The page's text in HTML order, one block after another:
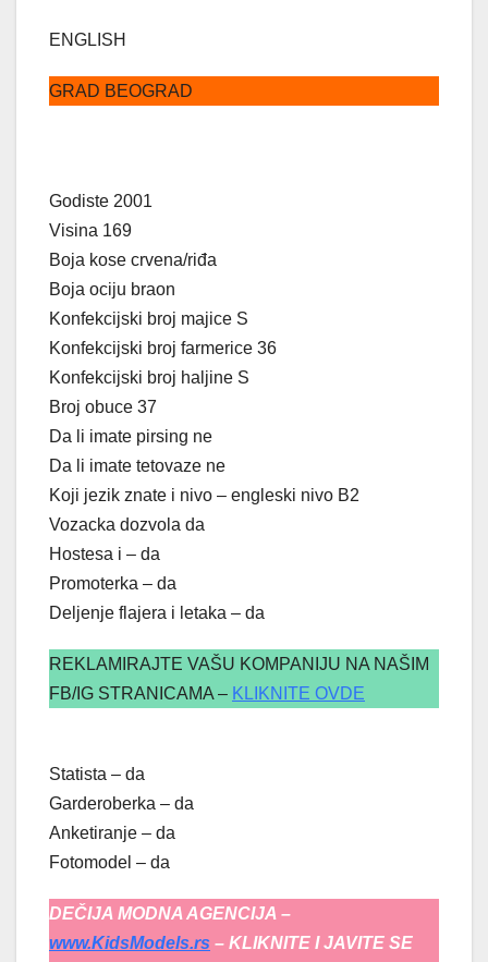
ENGLISH
GRAD BEOGRAD
Godiste 2001
Visina 169
Boja kose crvena/riđa
Boja ociju braon
Konfekcijski broj majice S
Konfekcijski broj farmerice 36
Konfekcijski broj haljine S
Broj obuce 37
Da li imate pirsing ne
Da li imate tetovaze ne
Koji jezik znate i nivo – engleski nivo B2
Vozacka dozvola da
Hostesa i – da
Promoterka – da
Deljenje flajera i letaka – da
REKLAMIRAJTE VAŠU KOMPANIJU NA NAŠIM
FB/IG STRANICAMA – KLIKNITE OVDE
Statista – da
Garderoberka – da
Anketiranje – da
Fotomodel – da
DEČIJA MODNA AGENCIJA –
www.KidsModels.rs – KLIKNITE I JAVITE SE